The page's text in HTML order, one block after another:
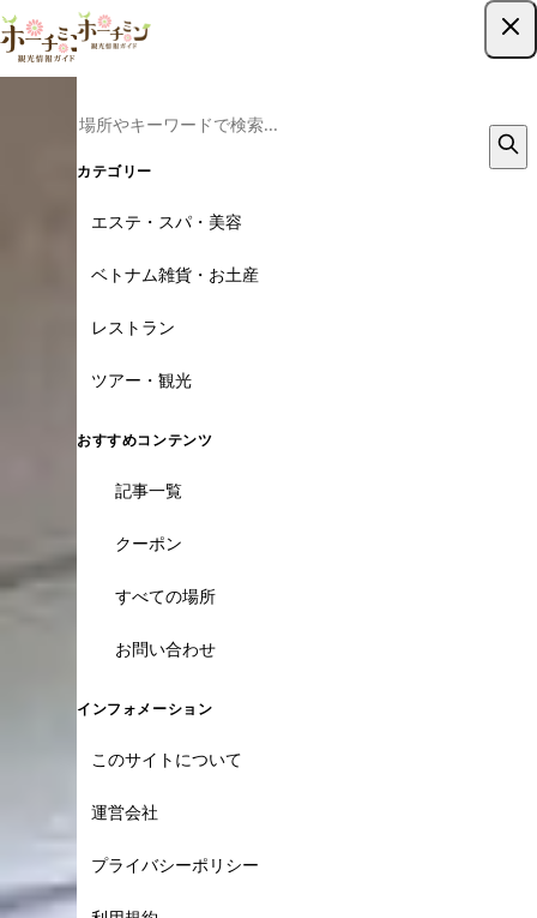
カテゴリー
エステ・スパ・美容
ベトナム雑貨・お土産
レストラン
ツアー・観光
おすすめコンテンツ
記事一覧
クーポン
すべての場所
お問い合わせ
インフォメーション
このサイトについて
運営会社
プライバシーポリシー